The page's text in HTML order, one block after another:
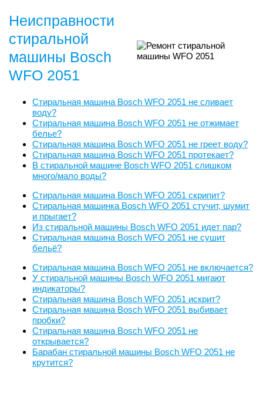
Неисправности
стиральной
машины Bosch
WFO 2051
Стиральная машина Bosch WFO 2051 не сливает
воду?
Стиральная машина Bosch WFO 2051 не отжимает
белье?
Стиральная машина Bosch WFO 2051 не греет воду?
Стиральная машина Bosch WFO 2051 протекает?
В стиральной машине Bosch WFO 2051 слишком
много/мало воды?
Стиральная машина Bosch WFO 2051 скрипит?
Стиральная машинка Bosch WFO 2051 стучит, шумит
и прыгает?
Из стиральной машины Bosch WFO 2051 идет пар?
Стиральная машина Bosch WFO 2051 не сушит
бельё?
Стиральная машина Bosch WFO 2051 не включается?
У стиральной машины Bosch WFO 2051 мигают
индикаторы?
Стиральная машина Bosch WFO 2051 искрит?
Стиральная машина Bosch WFO 2051 выбивает
пробки?
Стиральная машина Bosch WFO 2051 не
открывается?
Барабан стиральной машины Bosch WFO 2051 не
крутится?